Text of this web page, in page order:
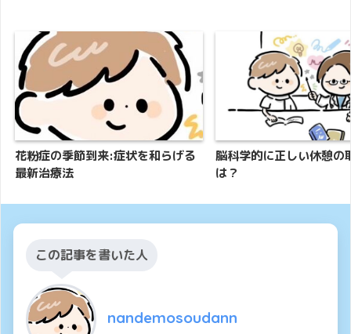
花粉症の季節到来:症状を和らげる
最新治療法
脳科学的に正しい休憩の
は？
この記事を書いた人
nandemosoudann